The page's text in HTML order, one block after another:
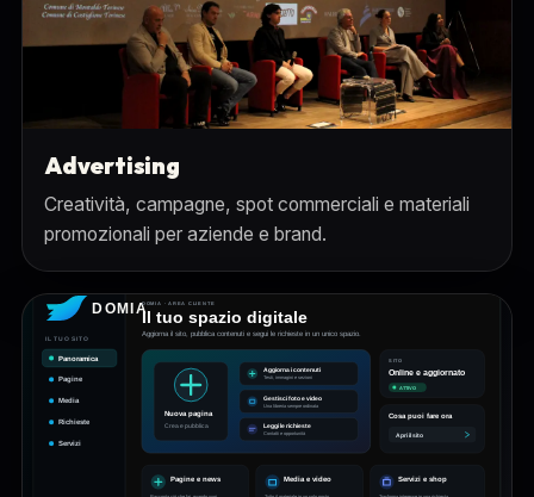
Advertising
Creatività, campagne, spot commerciali e materiali
promozionali per aziende e brand.